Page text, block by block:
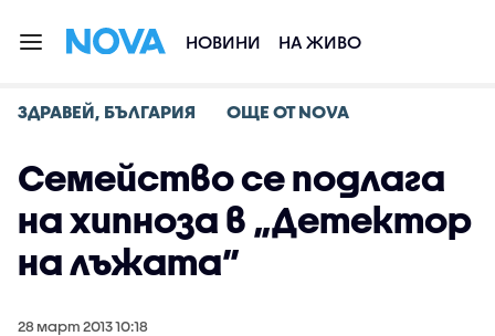
НОВИНИ НА ЖИВО
ЗДРАВЕЙ, БЪЛГАРИЯ ОЩЕ ОТ NOVA
Семейство се подлага
на хипноза в „Детектор
на лъжата”
28 март 2013 10:18